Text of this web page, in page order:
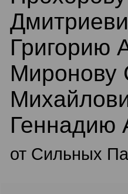
Григорию
Миронову
Геннадию
от Сильных